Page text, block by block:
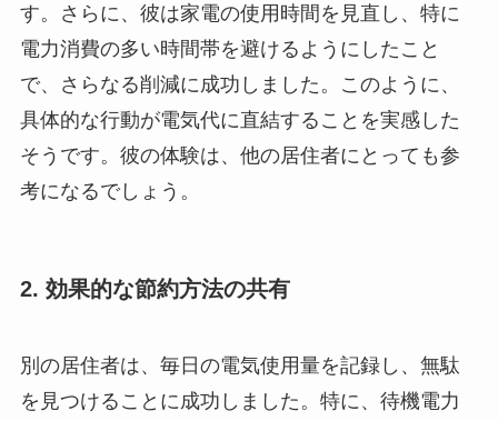
す。さらに、彼は家電の使用時間を見直し、特に
電力消費の多い時間帯を避けるようにしたこと
で、さらなる削減に成功しました。このように、
具体的な行動が電気代に直結することを実感した
そうです。彼の体験は、他の居住者にとっても参
考になるでしょう。
2. 効果的な節約方法の共有
別の居住者は、毎日の電気使用量を記録し、無駄
を見つけることに成功しました。特に、待機電力